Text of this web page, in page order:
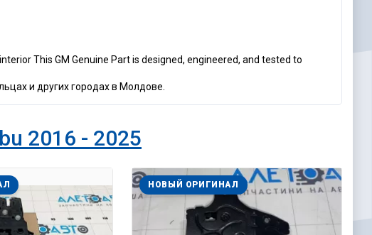
This GM Genuine Part is designed, engineered, and tested to
и других городах в Молдове.
2016 - 2025
НОВЫЙ ОРИГИНАЛ